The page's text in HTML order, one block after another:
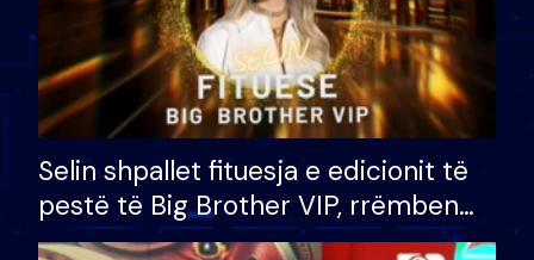
Selin shpallet fituesja e edicionit të
pestë të Big Brother VIP, rrëmben
çmimin e madh prej 100 mijë eurosh